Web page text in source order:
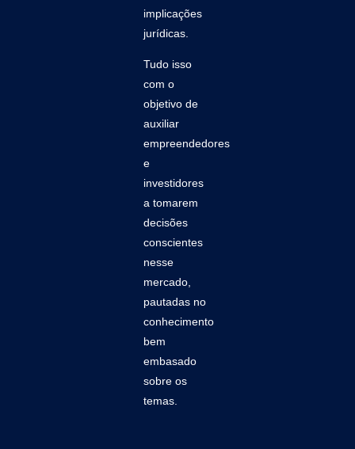
implicações
jurídicas.
Tudo isso
com o
objetivo de
auxiliar
empreendedores
e
investidores
a tomarem
decisões
conscientes
nesse
mercado,
pautadas no
conhecimento
bem
embasado
sobre os
temas.